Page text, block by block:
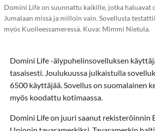
Domini Life on suunnattu kaikille, jotka haluavat
Jumalaan missä ja milloin vain. Sovellusta
myös Kuolleessameressä. Kuva: Mimmi Nietula.
Domini Life -älypuhelinsovelluksen
tasaisesti. Joulukuussa julkaistulla
6500 käyttäjää. Sovellus on suomalainen
myös koodattu kotimaassa.
Domini Life on juuri saanut rekisteröinnin